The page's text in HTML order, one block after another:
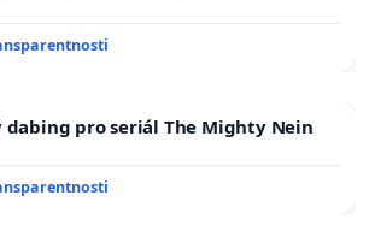
dabing pro seriál The Mighty Nein